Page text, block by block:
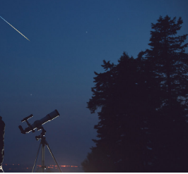
учрежден в честь
который ежегодно
Все любители
7 августа выезжают за
где нет светового
невооруженным глазом
звездами.